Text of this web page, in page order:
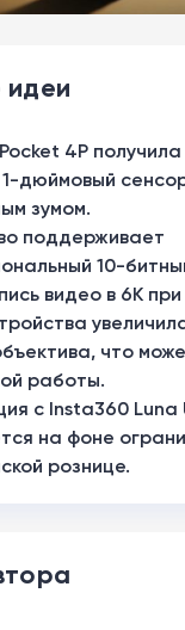
4P
дюймовый
зумом.
поддерживает
10-
видео в 6K
что
работы.
с Insta360
на фоне
рознице.